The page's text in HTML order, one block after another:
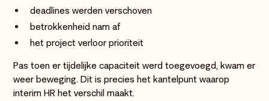
deadlines werden verschoven
betrokkenheid nam af
het project verloor prioriteit
Pas toen er tijdelijke capaciteit werd toegevoegd, kwam er
weer beweging. Dit is precies het kantelpunt waarop
interim HR het verschil maakt.